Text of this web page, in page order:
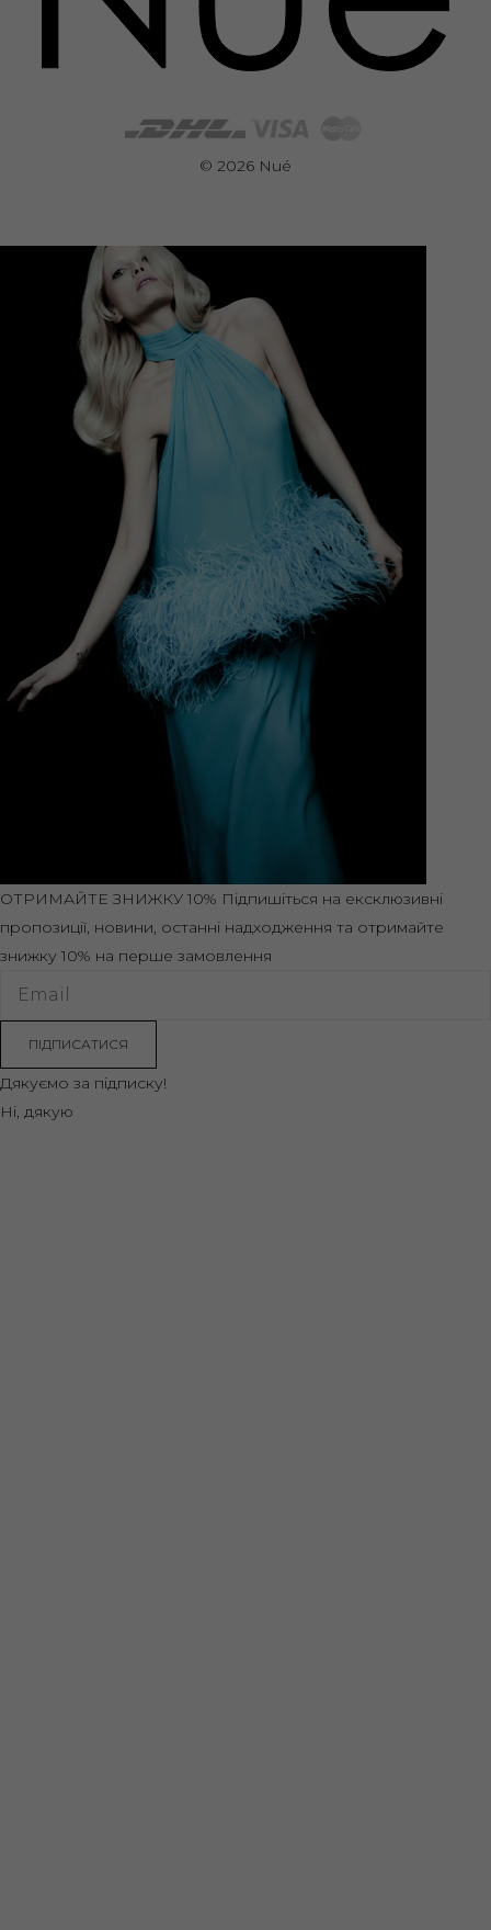
© 2026 Nué
ОТРИМАЙТЕ ЗНИЖКУ 10% Підпишіться на ексклюзивні
пропозиції, новини, останні надходження та отримайте
знижку 10% на перше замовлення
ПІДПИСАТИСЯ
Дякуємо за підписку!
Ні, дякую